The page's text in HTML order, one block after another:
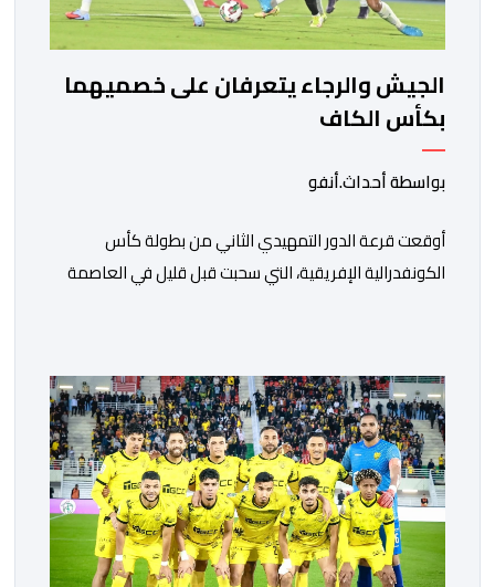
الجيش والرجاء يتعرفان على خصميهما
بكأس الكاف
بواسطة أحداث.أنفو
أوقعت قرعة الدور التمهيدي الثاني من بطولة كأس
الكونفدرالية الإفريقية، التي سحبت قبل قليل في العاصمة
ووسط القارة. ​وسيكون نادي الرجاء الرياضي على موعد مع
مواجهة المتأهل من المباراة التي تجمع بين إيل كانيمي
واريورز النيجيري ونادي أوديب ممثل […]